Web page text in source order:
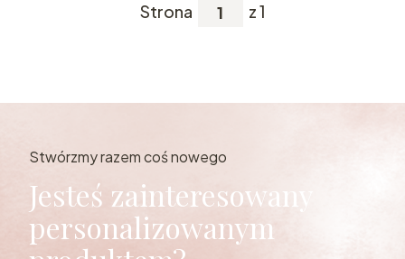
Strona z 1
Stwórzmy razem coś nowego
Jesteś zainteresowany
personalizowanym